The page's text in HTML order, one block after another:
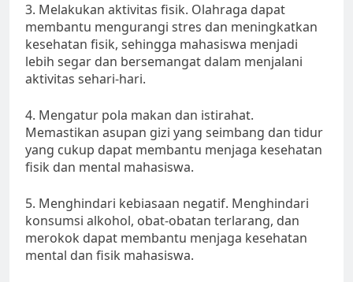
3. Melakukan aktivitas fisik. Olahraga dapat
membantu mengurangi stres dan meningkatkan
kesehatan fisik, sehingga mahasiswa menjadi
lebih segar dan bersemangat dalam menjalani
aktivitas sehari-hari.
4. Mengatur pola makan dan istirahat.
Memastikan asupan gizi yang seimbang dan tidur
yang cukup dapat membantu menjaga kesehatan
fisik dan mental mahasiswa.
5. Menghindari kebiasaan negatif. Menghindari
konsumsi alkohol, obat-obatan terlarang, dan
merokok dapat membantu menjaga kesehatan
mental dan fisik mahasiswa.